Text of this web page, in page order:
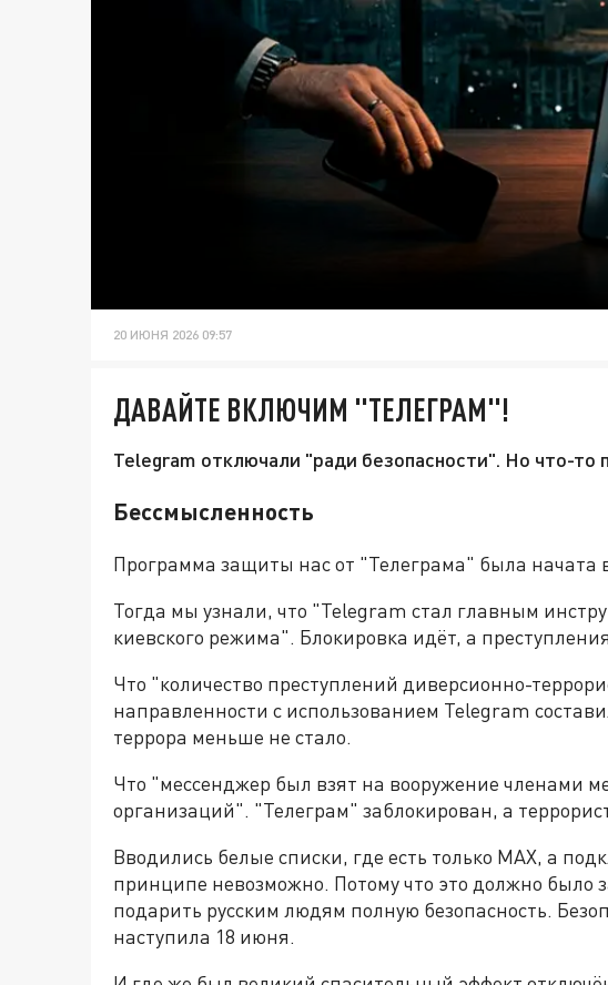
20 ИЮНЯ 2026 09:57
ДАВАЙТЕ ВКЛЮЧИМ "ТЕЛЕГРАМ"!
Telegram отключали "ради безопасности". Но что-то
Бессмысленность
Программа защиты нас от "Телеграма" была начата
Тогда мы узнали, что "Telegram стал главным
киевского режима". Блокировка идёт, а
Что "количество преступлений диверсионно-
направленности с использованием Telegram
террора меньше не стало.
Что "мессенджер был взят на вооружение членами
организаций". "Телеграм" заблокирован, а
Вводились белые списки, где есть только MAX, а
принципе невозможно. Потому что это должно было
подарить русским людям полную безопасность.
наступила 18 июня.